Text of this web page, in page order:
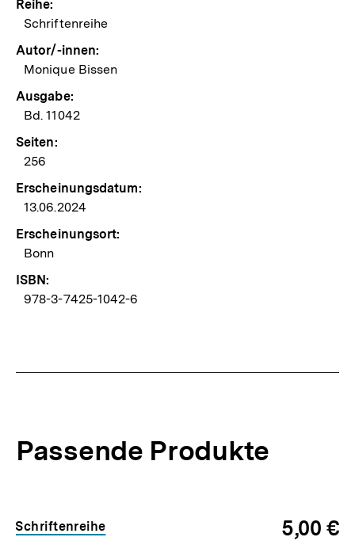
Reihe:
Schriftenreihe
Autor/-innen:
Monique Bissen
Ausgabe:
Bd. 11042
Seiten:
256
Erscheinungsdatum:
13.06.2024
Erscheinungsort:
Bonn
ISBN:
978-3-7425-1042-6
Passende Produkte
Schriftenreihe
5,00 €